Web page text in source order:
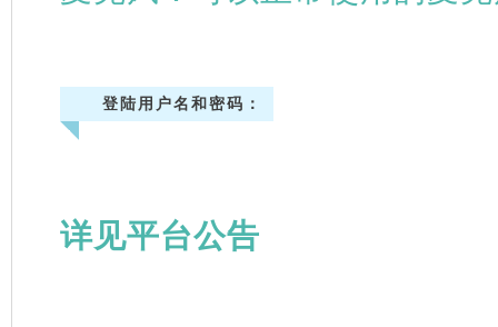
登陆用户名和密码：
详见平台公告